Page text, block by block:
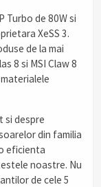
Turbo de 80W si
XeSS 3.
de la mai
8 si MSI Claw 8
si despre
din familia
eficienta
noastre. Nu
de cele 5